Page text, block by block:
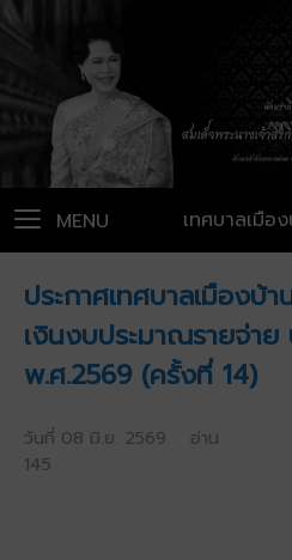
เทศบาลเมือ
MENU
ประกาศเทศบาลเมืองบ้า
เงินงบประมาณรายจ่า
พ.ศ.2569 (ครั้งที่ 14)
วันที่ 08 มิ.ย. 2569 อ่าน
145